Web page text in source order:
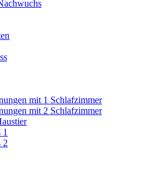
mit 1 Schlafzimmer
mit 2 Schlafzimmer
2